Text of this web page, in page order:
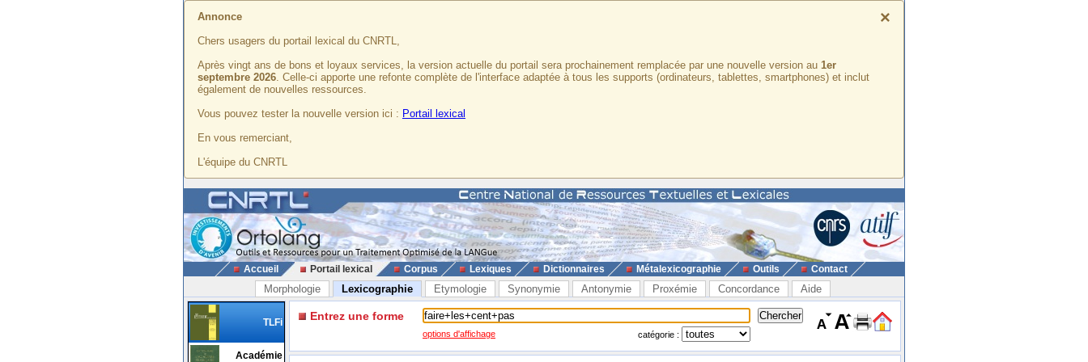
×
Annonce
Chers usagers du portail lexical du CNRTL,
Après vingt ans de bons et loyaux services, la version actuelle du portail sera prochainement remplacée par une nouvelle version au 1er
septembre 2026. Celle-ci apporte une refonte complète de l'interface adaptée à tous les supports (ordinateurs, tablettes, smartphones) et inclut
également de nouvelles ressources.
Vous pouvez tester la nouvelle version ici : Portail lexical
En vous remerciant,
L'équipe du CNRTL
Accueil Portail lexical Corpus Lexiques Dictionnaires Métalexicographie Outils Contact
Morphologie Lexicographie Etymologie Synonymie Antonymie Proxémie Concordance Aide
TLFi
Académie
Entrez une forme
options d'affichage catégorie :